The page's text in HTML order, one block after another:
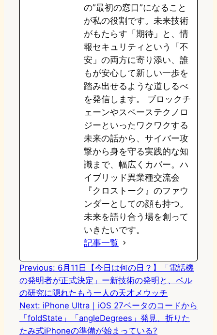
n
k
の”最初の窓口”になること
が私の役割です。未来技術
がもたらす「期待」と、情
報セキュリティという「不
安」の両方に寄り添い、誰
もが安心して新しい一歩を
踏み出せるような道しるべ
を発信します。 ブロックチ
ェーンやスペーステクノロ
ジーといったワクワクする
未来の話から、サイバー攻
撃から身を守る実践的な知
識まで、幅広くカバー。ハ
イブリッド異業種交流会
『クロストーク』のファウ
ンダーとしての顔も持つ。
未来を語り合う場を創って
いきたいです。
記事一覧
Previous: 6月11日【今日は何の日？】「電話機
の発明者が正式決定」ー新技術の発明と、ベル
の研究に隠れたもう一人の天才メウッチ
Next: iPhone Ultra｜iOS 27ベータのコードから
「foldState」「angleDegrees」発見、折りた
たみ式iPhoneの準備が始まっている?